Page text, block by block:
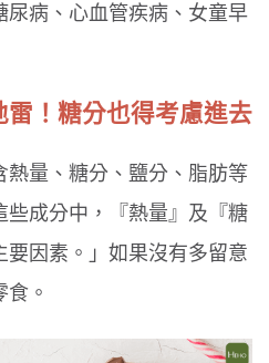
尿病、心血管疾病、女童早
雷！糖分也得考慮進去
熱量、糖分、鹽分、脂肪等
些成分中，『熱量』及『糖
要因素。」如果沒有多留意
。